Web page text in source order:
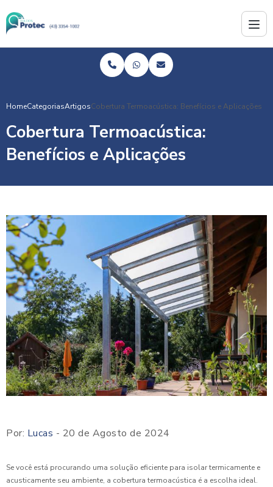
HomeCategoriasArtigosCobertura Termoacústica: Benefícios e Aplicações
Cobertura Termoacústica:
Benefícios e Aplicações
Por: Lucas - 20 de Agosto de 2024
Se você está procurando uma solução eficiente para isolar termicamente e
acusticamente seu ambiente, a cobertura termoacústica é a escolha ideal.